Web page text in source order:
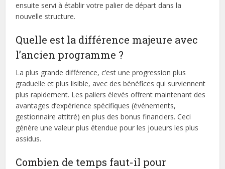
ensuite servi à établir votre palier de départ dans la
nouvelle structure.
Quelle est la différence majeure avec
l’ancien programme ?
La plus grande différence, c’est une progression plus
graduelle et plus lisible, avec des bénéfices qui surviennent
plus rapidement. Les paliers élevés offrent maintenant des
avantages d’expérience spécifiques (événements,
gestionnaire attitré) en plus des bonus financiers. Ceci
génère une valeur plus étendue pour les joueurs les plus
assidus.
Combien de temps faut-il pour